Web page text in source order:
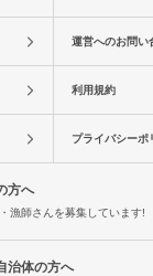
運営へのお問い
利用規約
プライバシーポ
方へ
漁師さんを募集しています!
治体の方へ